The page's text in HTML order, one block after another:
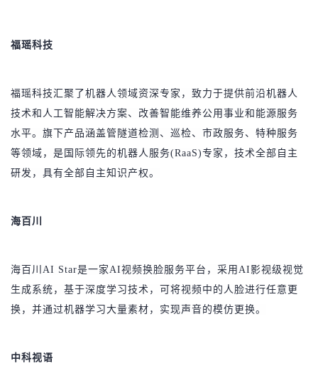
客
论
的
子
我
直
播
的
活
动
我
的
关
注
我
开
者
堂
我
的
我
支
我
福瑶科技
福瑶科技汇聚了机器人领域资深专家，致力于提供前沿机器人
技术和人工智能解决方案、改善智能维养公用事业和能源服务
水平。旗下产品涵盖管隧道检测、巡检、市政服务、特种服务
等领域，是国际领先的机器人服务(RaaS)专家，技术全部自主
研发，具有全部自主知识产权。
海百川
海百川AI Star是一家AI视频换脸服务平台，采用AI影视级视觉
生成系统，基于深度学习技术，可将视频中的人脸进行任意更
换，并通过机器学习大量素材，实现声音的模仿更换。
中科视语